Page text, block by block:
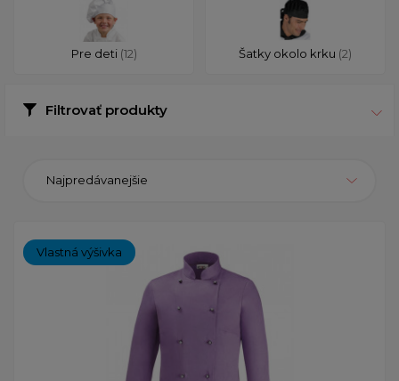
Pre deti (12) Šatky okolo krku (2)
Filtrovať produkty
Najpredávanejšie
Vlastná výšivka